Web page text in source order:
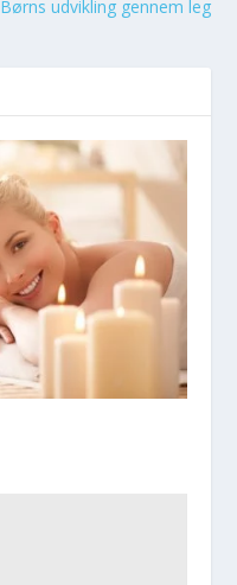
Børns udvikling gennem leg